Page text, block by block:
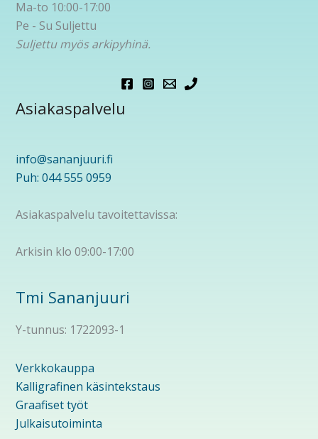
Ma-to 10:00-17:00
Pe - Su Suljettu
Suljettu myös arkipyhinä.
Asiakaspalvelu
info@sananjuuri.fi
Puh: 044 555 0959
Asiakaspalvelu tavoitettavissa:
Arkisin klo 09:00-17:00
Tmi Sananjuuri
Y-tunnus: 1722093-1
Verkkokauppa
Kalligrafinen käsintekstaus
Graafiset työt
Julkaisutoiminta